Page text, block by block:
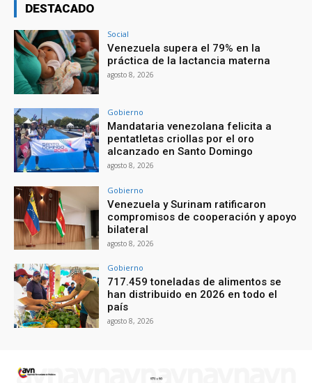
DESTACADO
Social
Venezuela supera el 79% en la
práctica de la lactancia materna
agosto 8, 2026
Gobierno
Mandataria venezolana felicita a
pentatletas criollas por el oro
alcanzado en Santo Domingo
agosto 8, 2026
Gobierno
Venezuela y Surinam ratificaron
compromisos de cooperación y apoyo
bilateral
agosto 8, 2026
Gobierno
717.459 toneladas de alimentos se
han distribuido en 2026 en todo el
país
agosto 8, 2026